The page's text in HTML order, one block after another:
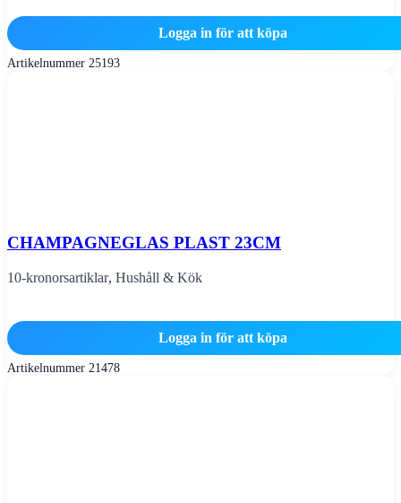
Logga in för att köpa
Artikelnummer 25193
CHAMPAGNEGLAS PLAST 23CM
10-kronorsartiklar, Hushåll & Kök
Logga in för att köpa
Artikelnummer 21478